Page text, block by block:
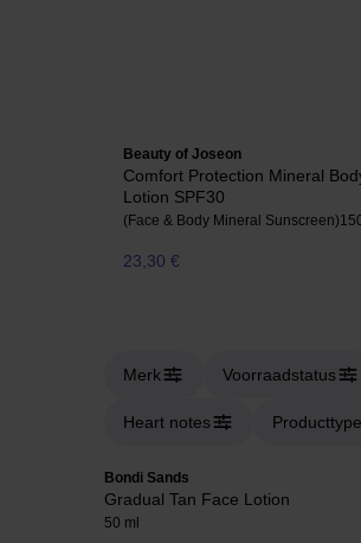
Beauty of Joseon
Comfort Protection Mineral
Lotion SPF30
(Face & Body Mineral Sunscreen)
23,30 €
Merk Voorraadstatus
Heart notes Producttype
Bondi Sands
Gradual Tan Face Lotion
50 ml